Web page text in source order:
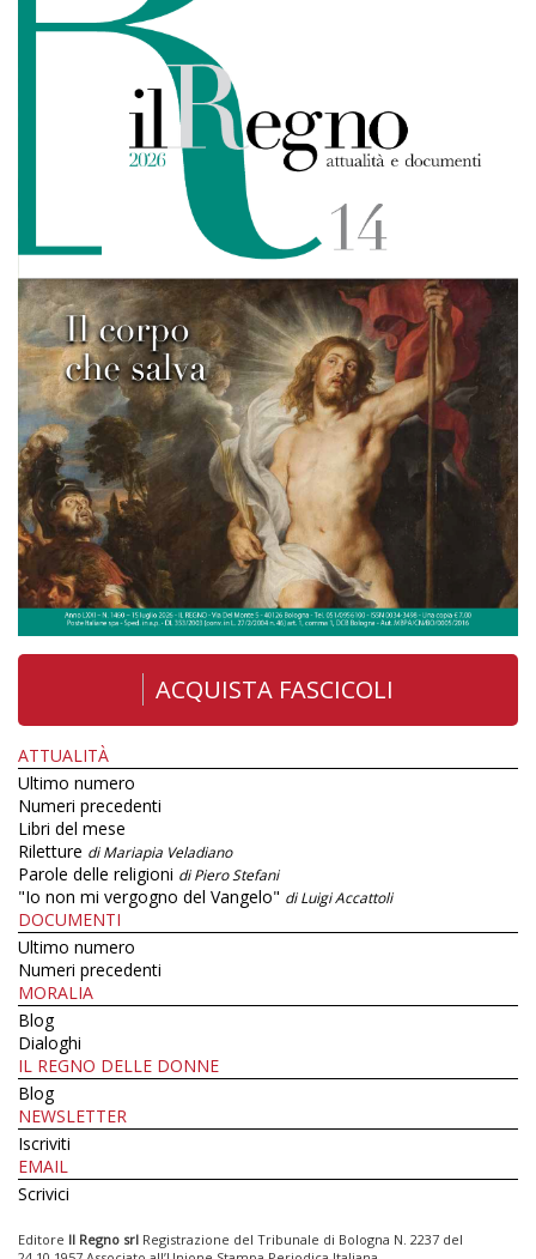
ACQUISTA FASCICOLI
ATTUALITÀ
Ultimo numero
Numeri precedenti
Libri del mese
Riletture di Mariapia Veladiano
Parole delle religioni di Piero Stefani
"Io non mi vergogno del Vangelo" di Luigi Accattoli
DOCUMENTI
Ultimo numero
Numeri precedenti
MORALIA
Blog
Dialoghi
IL REGNO DELLE DONNE
Blog
NEWSLETTER
Iscriviti
EMAIL
Scrivici
Editore Il Regno srl Registrazione del Tribunale di Bologna N. 2237 del